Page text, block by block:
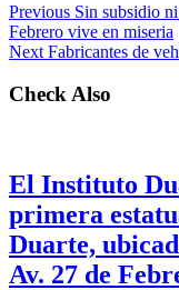
Previous Sin subsidio
Febrero vive en miseria
Next Fabricantes de
Check Also
El Instituto
primera
Duarte,
Av. 27 de